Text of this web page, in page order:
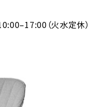
（火水定休）